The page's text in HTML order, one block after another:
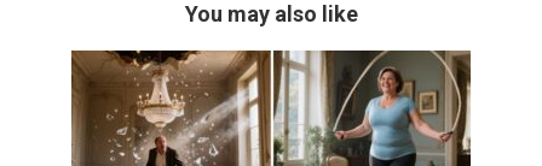
You may also like